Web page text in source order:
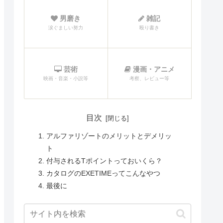
男磨き
涙ぐましい努力
雑記
殴り書き
芸術
映画・音楽・小説等
漫画・アニメ
考察、レビュー等
目次
アルファリゾートのメリットとデメリッ
ト
付与されるTポイントっておいくら？
カタログのEXETIMEってこんなやつ
最後に